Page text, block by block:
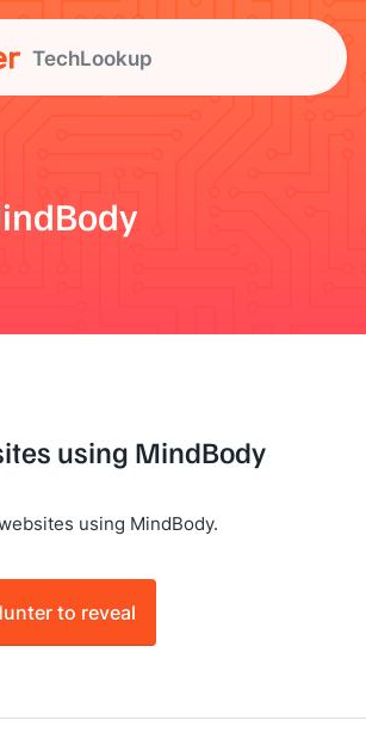
TechLookup
using MindBody
using MindBody.
to reveal